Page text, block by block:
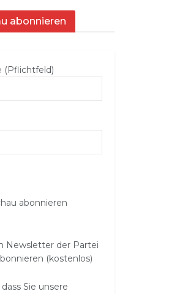
abonnieren
(Pflichtfeld)
abonnieren
Newsletter der Partei
(kostenlos)
Sie unsere